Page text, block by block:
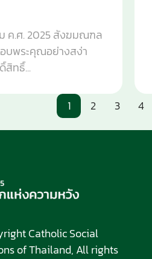
ค.ศ. 2025 สังฆมณฑล
บพระคุณอย่างสง่า
สิทธิ์...
1 2 3 4
Catholic Social
of Thailand, All rights